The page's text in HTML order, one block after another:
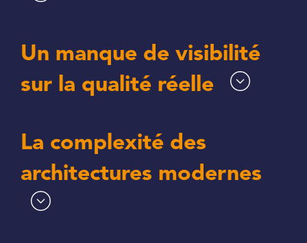
Un manque de visibilité
sur la qualité réelle
La complexité des
architectures modernes